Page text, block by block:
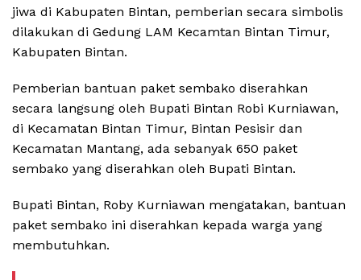
jiwa di Kabupaten Bintan, pemberian secara simbolis
dilakukan di Gedung LAM Kecamtan Bintan Timur,
Kabupaten Bintan.
Pemberian bantuan paket sembako diserahkan
secara langsung oleh Bupati Bintan Robi Kurniawan,
di Kecamatan Bintan Timur, Bintan Pesisir dan
Kecamatan Mantang, ada sebanyak 650 paket
sembako yang diserahkan oleh Bupati Bintan.
Bupati Bintan, Roby Kurniawan mengatakan, bantuan
paket sembako ini diserahkan kepada warga yang
membutuhkan.